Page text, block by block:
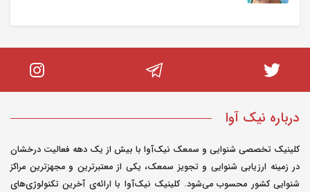
درباره نیک آوا
کلینیک تخصصی شنوایی و سمعک نیک‌آوا با بیش از یک دهه فعالیت درخشان
در زمینه ارزیابی شنوایی و تجویز سمعک، یکی از معتبرترین و مجهزترین مراکز
شنوایی کشور محسوب می‌شود. کلینیک نیک‌آوا با ارائه‌ی آخرین تکنولوژی‌های